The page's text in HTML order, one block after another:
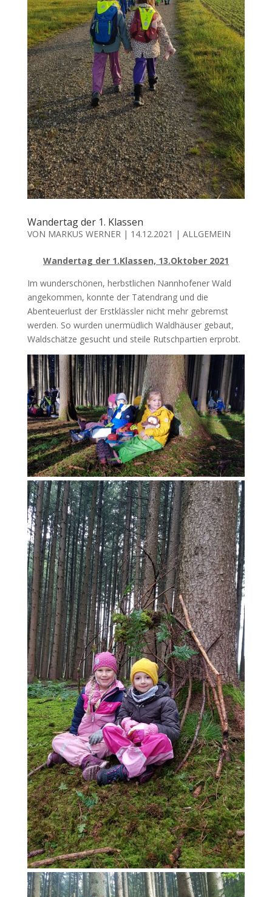
Wandertag der 1. Klassen
VON MARKUS WERNER| 14.12.2021 | ALLGEMEIN
Wandertag der 1.Klassen, 13.Oktober 2021
Im wunderschönen, herbstlichen Nannhofener Wald
angekommen, konnte der Tatendrang und die
Abenteuerlust der Erstklässler nicht mehr gebremst
werden. So wurden unermüdlich Waldhäuser gebaut,
Waldschätze gesucht und steile Rutschpartien erprobt.